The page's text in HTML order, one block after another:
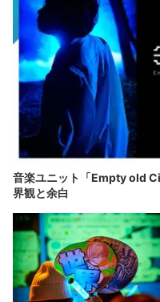
音楽ユニット「Empty old
界観と余白